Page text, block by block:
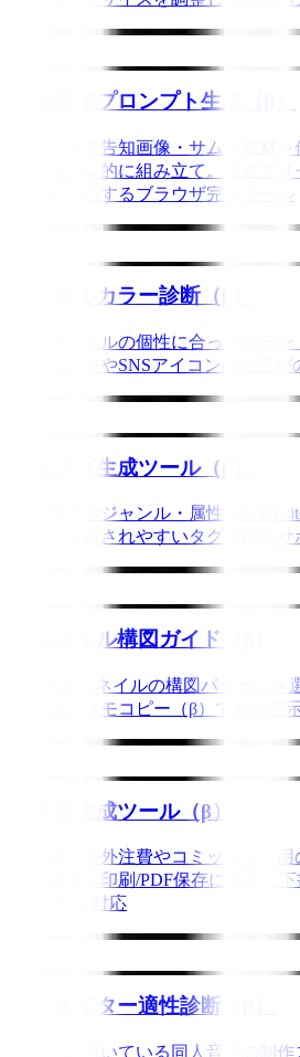
告知画像プロンプト生成（β）
画像生成で告知画像・サムネ素材を
をテンプレ的に組み立て。用途プリ
保存に対応するブラウザ完結ツール
サークルカラー診断（β）
同人サークルの個性に合ったブラン
クルページやSNSアイコンの色選び
作品タグ生成ツール（β）
同人音声のジャンル・属性から
生成。検索されやすいタグ選びをサ
サムネイル構図ガイド（β）
DLsiteサムネイルの構図パターンを
示。構図メモコピー（β）で制作指
請求書生成ツール（β）
同人活動の外注費やコミッション用
簡単作成。印刷/PDF保存に加え、下
（β）にも対応
クリエイター適性診断（β）
あなたに向いている同人音声の制作